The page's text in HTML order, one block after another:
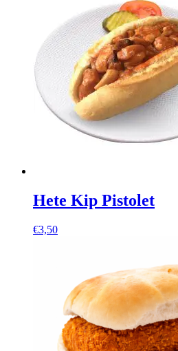
Hete Kip Pistolet
€3,50